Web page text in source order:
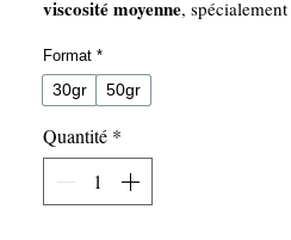
viscosité moyenne,
exigeantes.
Polyvalent
gel de construction
Multi-usages
construction
Format *
30gr 50gr
Quantité *